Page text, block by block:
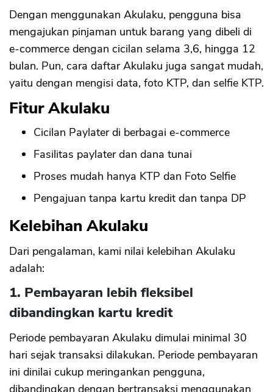
Dengan menggunakan Akulaku, pengguna bisa
mengajukan pinjaman untuk barang yang dibeli di
e-commerce dengan cicilan selama 3,6, hingga 12
bulan. Pun, cara daftar Akulaku juga sangat mudah,
yaitu dengan mengisi data, foto KTP, dan selfie KTP.
Fitur Akulaku
Cicilan Paylater di berbagai e-commerce
Fasilitas paylater dan dana tunai
Proses mudah hanya KTP dan Foto Selfie
Pengajuan tanpa kartu kredit dan tanpa DP
Kelebihan Akulaku
Dari pengalaman, kami nilai kelebihan Akulaku
adalah:
1. Pembayaran lebih fleksibel
dibandingkan kartu kredit
Periode pembayaran Akulaku dimulai minimal 30
hari sejak transaksi dilakukan. Periode pembayaran
ini dinilai cukup meringankan pengguna,
dibandingkan dengan bertransaksi menggunakan